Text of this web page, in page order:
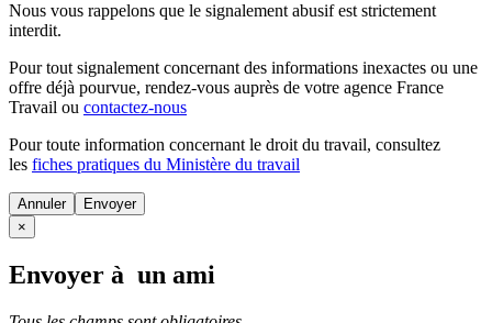
Nous vous rappelons que le signalement abusif est strictement
interdit.
Pour tout signalement concernant des informations inexactes ou une
offre déjà pourvue, rendez-vous auprès de votre agence France
Travail ou contactez-nous
Pour toute information concernant le droit du travail, consultez
les fiches pratiques du Ministère du travail
Annuler
×
Envoyer à un ami